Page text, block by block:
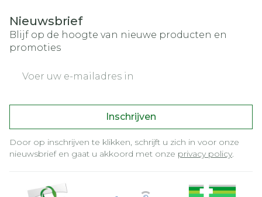
Nieuwsbrief
Blijf op de hoogte van nieuwe producten en
promoties
Inschrijven
Door op inschrijven te klikken, schrijft u zich in voor onze
nieuwsbrief en gaat u akkoord met onze privacy policy.